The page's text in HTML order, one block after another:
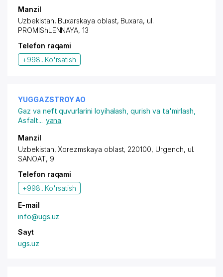
Manzil
Uzbekistan, Buxarskaya oblast, Buxara, ul.
PROMIShLENNAYA, 13
Telefon raqami
+998...Ko'rsatish
YUGGAZSTROY AO
Gaz va neft quvurlarini loyihalash, qurish va ta'mirlash
Asfalt... yana
Manzil
Uzbekistan, Xorezmskaya oblast, 220100, Urgench, ul.
SANOAT, 9
Telefon raqami
+998...Ko'rsatish
E-mail
info@ugs.uz
Sayt
ugs.uz